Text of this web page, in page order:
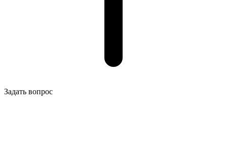
Задать вопрос